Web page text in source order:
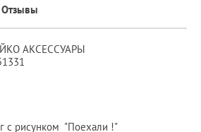
Отзывы
АКСЕССУАРЫ
с рисунком "Поехали !"